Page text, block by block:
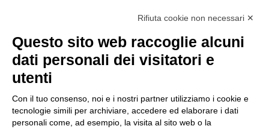
Incentivi e Bandi
Incentivi per le imprese
Bandi
Fondi Europei
Rifiuta cookie non necessari ✕
Questo sito web raccoglie alcuni
dati personali dei visitatori e
utenti
Con il tuo consenso, noi e i nostri partner utilizziamo i cookie e
tecnologie simili per archiviare, accedere ed elaborare i dati
personali come, ad esempio, la visita al sito web o la